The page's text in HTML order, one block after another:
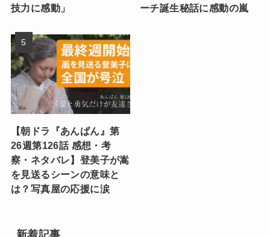
技力に感動」
ーチ誕生秘話に感動の嵐
【朝ドラ『あんぱん』第
26週第126話 感想・考
察・ネタバレ】登美子が嵩
を見送るシーンの意味と
は？写真屋の応援に涙
新着記事